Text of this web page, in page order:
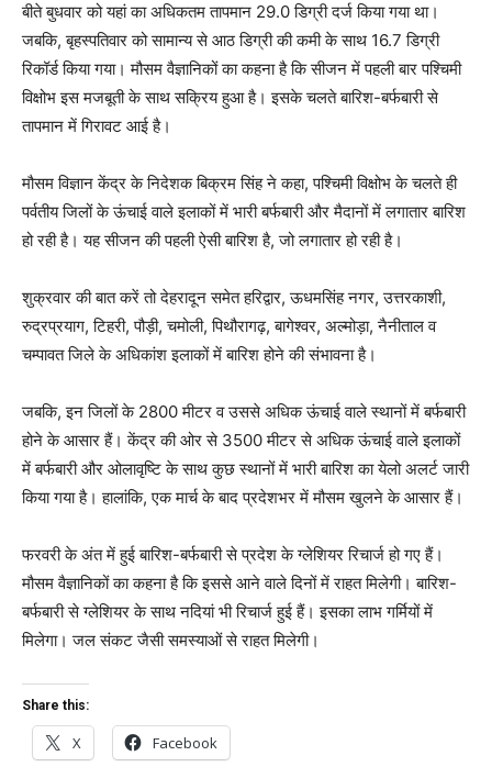
बीते बुधवार को यहां का अधिकतम तापमान 29.0 डिग्री दर्ज किया गया था।
जबकि, बृहस्पतिवार को सामान्य से आठ डिग्री की कमी के साथ 16.7 डिग्री
रिकॉर्ड किया गया। मौसम वैज्ञानिकों का कहना है कि सीजन में पहली बार पश्चिमी
विक्षोभ इस मजबूती के साथ सक्रिय हुआ है। इसके चलते बारिश-बर्फबारी से
तापमान में गिरावट आई है।
मौसम विज्ञान केंद्र के निदेशक बिक्रम सिंह ने कहा, पश्चिमी विक्षोभ के चलते ही
पर्वतीय जिलों के ऊंचाई वाले इलाकों में भारी बर्फबारी और मैदानों में लगातार बारिश
हो रही है। यह सीजन की पहली ऐसी बारिश है, जो लगातार हो रही है।
शुक्रवार की बात करें तो देहरादून समेत हरिद्वार, ऊधमसिंह नगर, उत्तरकाशी,
रुद्रप्रयाग, टिहरी, पौड़ी, चमोली, पिथौरागढ़, बागेश्वर, अल्मोड़ा, नैनीताल व
चम्पावत जिले के अधिकांश इलाकों में बारिश होने की संभावना है।
जबकि, इन जिलों के 2800 मीटर व उससे अधिक ऊंचाई वाले स्थानों में बर्फबारी
होने के आसार हैं। केंद्र की ओर से 3500 मीटर से अधिक ऊंचाई वाले इलाकों
में बर्फबारी और ओलावृष्टि के साथ कुछ स्थानों में भारी बारिश का येलो अलर्ट जारी
किया गया है। हालांकि, एक मार्च के बाद प्रदेशभर में मौसम खुलने के आसार हैं।
फरवरी के अंत में हुई बारिश-बर्फबारी से प्रदेश के ग्लेशियर रिचार्ज हो गए हैं।
मौसम वैज्ञानिकों का कहना है कि इससे आने वाले दिनों में राहत मिलेगी। बारिश-
बर्फबारी से ग्लेशियर के साथ नदियां भी रिचार्ज हुई हैं। इसका लाभ गर्मियों में
मिलेगा। जल संकट जैसी समस्याओं से राहत मिलेगी।
Share this:
X Facebook